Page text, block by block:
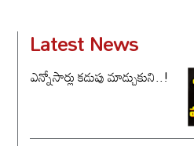
Latest News
ఎన్నోసార్లు కడుపు మాడ్చుకుని..!